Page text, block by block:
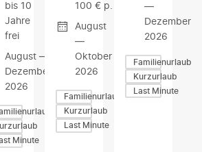
bis 10
Jahre
frei
August —
Dezember
2026
Minute
100 € p. P.
August
—
Oktober
2026
Familienurlaub
Kurzurlaub
Last Minute
—
Dezember
2026
Familienurlaub
Kurzurlaub
Last Minute